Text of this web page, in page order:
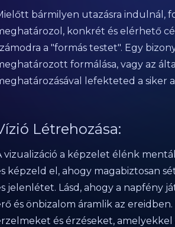
bármilyen utazásra indulnál,
konkrét és elérhető
a "formás testet". Egy
formálása, vagy az
lefekteted a siker
Létrehozása:
vizualizáció a képzelet élénk
képzeld el, ahogy magabiztosan
jelenlétet. Lásd, ahogy a napfény
és önbizalom áramlik az
és érzéseket, amelyekkel